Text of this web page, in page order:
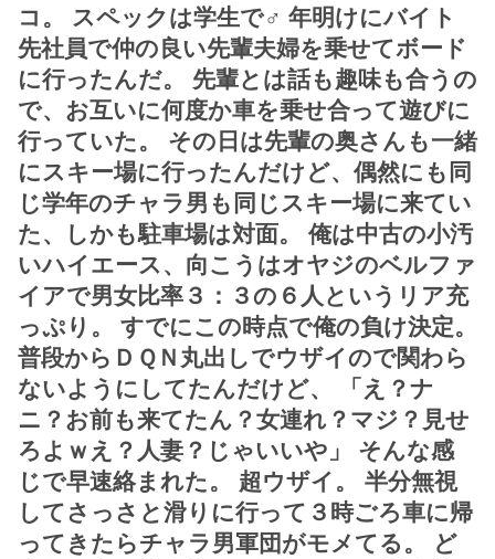
コ。 スペックは学生で♂ 年明けにバイト
先社員で仲の良い先輩夫婦を乗せてボード
に行ったんだ。 先輩とは話も趣味も合うの
で、お互いに何度か車を乗せ合って遊びに
行っていた。 その日は先輩の奥さんも一緒
にスキー場に行ったんだけど、偶然にも同
じ学年のチャラ男も同じスキー場に来てい
た、しかも駐車場は対面。 俺は中古の小汚
いハイエース、向こうはオヤジのベルファ
イアで男女比率３：３の６人というリア充
っぷり。 すでにこの時点で俺の負け決定。
普段からＤＱＮ丸出しでウザイので関わら
ないようにしてたんだけど、 「え？ナ
ニ？お前も来てたん？女連れ？マジ？見せ
ろよｗえ？人妻？じゃいいや」 そんな感
じで早速絡まれた。 超ウザイ。 半分無視
してさっさと滑りに行って３時ごろ車に帰
ってきたらチャラ男軍団がモメてる。 ど